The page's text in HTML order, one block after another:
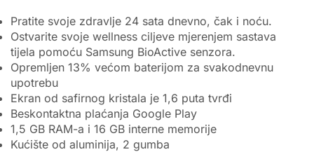
Pratite svoje zdravlje 24 sata dnevno, čak i noću.
Ostvarite svoje wellness ciljeve mjerenjem sastava
tijela pomoću Samsung BioActive senzora.
Opremljen 13% većom baterijom za svakodnevnu
upotrebu
Ekran od safirnog kristala je 1,6 puta tvrđi
Beskontaktna plaćanja Google Play
1,5 GB RAM-a i 16 GB interne memorije
Kućište od aluminija, 2 gumba